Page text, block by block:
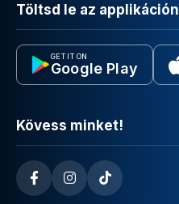
Töltsd le az
GET IT ON
Google Play
Kövess minket!